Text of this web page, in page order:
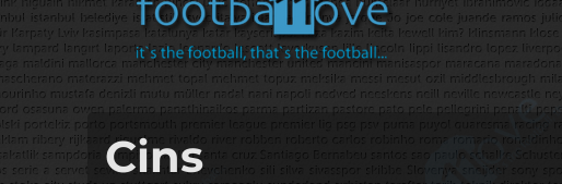
footbaLLove
it's the football, that's the football…
Cins